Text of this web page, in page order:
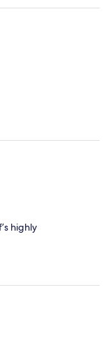
schön sauber
hat sich immer
gab es zwar
immer was
am Buffet.
highly